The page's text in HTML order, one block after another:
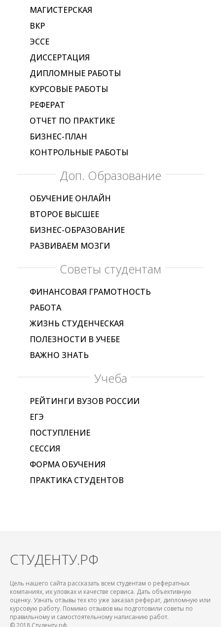
МАГИСТЕРСКАЯ
ВКР
ЭССЕ
ДИССЕРТАЦИЯ
ДИПЛОМНЫЕ РАБОТЫ
КУРСОВЫЕ РАБОТЫ
РЕФЕРАТ
ОТЧЕТ ПО ПРАКТИКЕ
БИЗНЕС-ПЛАН
КОНТРОЛЬНЫЕ РАБОТЫ
Доп. Образование
ОБУЧЕНИЕ ОНЛАЙН
ВТОРОЕ ВЫСШЕЕ
БИЗНЕС-ОБРАЗОВАНИЕ
РАЗВИВАЕМ МОЗГИ
Советы студентам
ФИНАНСОВАЯ ГРАМОТНОСТЬ
РАБОТА
ЖИЗНЬ СТУДЕНЧЕСКАЯ
ПОЛЕЗНОСТИ В УЧЕБЕ
ВАЖНО ЗНАТЬ
Учеба
РЕЙТИНГИ ВУЗОВ РОССИИ
ЕГЭ
ПОСТУПЛЕНИЕ
СЕССИЯ
ФОРМА ОБУЧЕНИЯ
ПРАКТИКА СТУДЕНТОВ
СТУДЕНТУ.РФ
Цель нашего сайта рассказать всем студентам о рефератных
компаниях, их уловках и качестве сервиса. Дать объективную
оценку. Узнать отзывы тех кто уже заказал реферат, дипломную или
курсовую работу. Помимо отзывов мы подготовили советы по
правильному и самостоятельному написанию работ.
© 2018 Студенту.рф